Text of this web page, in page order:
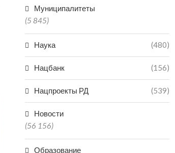
Муниципалитеты
(5 845)
Наука (480)
Нацбанк (156)
Нацпроекты РД (539)
Новости
(56 156)
Образование